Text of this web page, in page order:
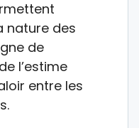
nature des
de
l’estime
entre les